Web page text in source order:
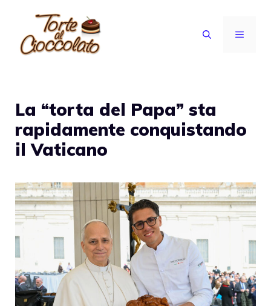
contenuto
MENU
La “torta del Papa” sta
rapidamente conquistando
il Vaticano